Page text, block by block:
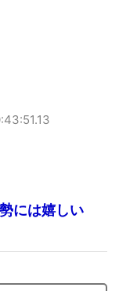
には嬉しい